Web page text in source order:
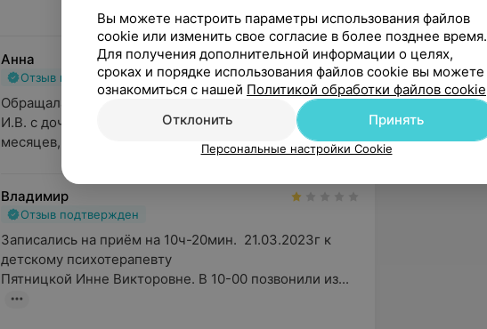
Анна
Отзыв подтвержден
Обращалась к детскому психотерапевту Пятницкой
И.В. с дочкой 9 лет. Записывались за несколько
месяцев, очередь к данному...
Владимир
Отзыв подтвержден
Записались на приём на 10ч-20мин.  21.03.2023г к
детскому психотерапевту
Пятницкой Инне Викторовне. В 10-00 позвонили из...
Вы можете настроить параметры использования файлов
cookie или изменить свое согласие в более позднее время.
Для получения дополнительной информации о целях,
сроках и порядке использования файлов cookie вы можете
ознакомиться с нашей Политикой обработки файлов cookie
Отклонить
Принять
Персональные настройки Cookie